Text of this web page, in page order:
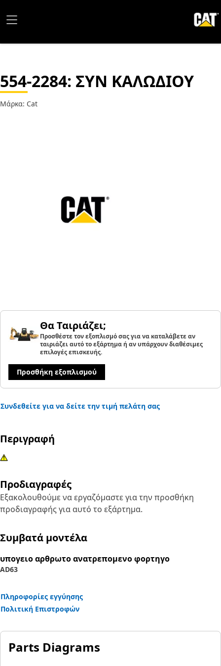
554-2284: ΣΥΝ ΚΑΛΩΔΙΟΥ
Μάρκα: Cat
Θα Ταιριάζει;
Προσθέστε τον εξοπλισμό σας για να καταλάβετε αν
ταιριάζει αυτό το εξάρτημα ή αν υπάρχουν διαθέσιμες
επιλογές επισκευής.
Προσθήκη εξοπλισμού
Συνδεθείτε για να δείτε την τιμή πελάτη σας
Περιγραφή
Προδιαγραφές
Εξακολουθούμε να εργαζόμαστε για την προσθήκη
προδιαγραφής για αυτό το εξάρτημα.
Συμβατά μοντέλα
υπογειο αρθρωτο ανατρεπομενο φορτηγο
AD63
Πληροφορίες εγγύησης
Πολιτική Επιστροφών
Parts Diagrams